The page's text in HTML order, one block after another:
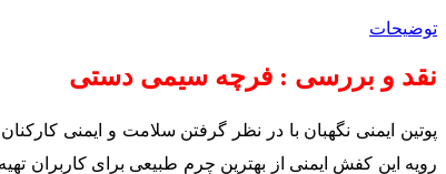
توضیحات
نقد و بررسی : فرچه سیمی دستی
پوتین ایمنی نگهبان با در نظر گرفتن سلامت و ایمنی
رویه این کفش ایمنی از بهترین چرم طبیعی برای کاربران